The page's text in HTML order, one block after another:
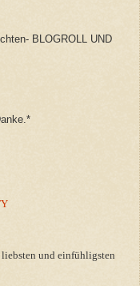
BLOGROLL UND
und einfühligsten